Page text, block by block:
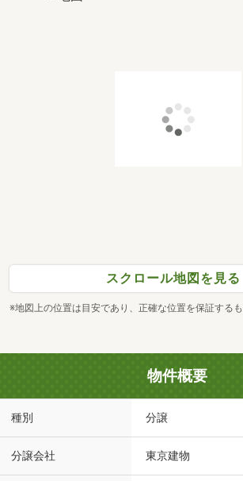
スクロール地図を見る
※地図上の位置は目安であり、正確な位置を保証するも
物件概要
種別 分譲
分譲会社 東京建物